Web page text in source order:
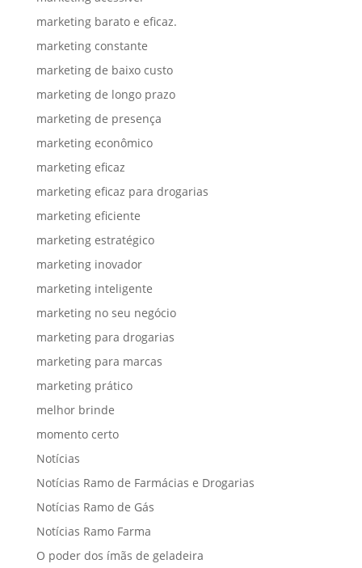
marketing barato e eficaz.
marketing constante
marketing de baixo custo
marketing de longo prazo
marketing de presença
marketing econômico
marketing eficaz
marketing eficaz para drogarias
marketing eficiente
marketing estratégico
marketing inovador
marketing inteligente
marketing no seu negócio
marketing para drogarias
marketing para marcas
marketing prático
melhor brinde
momento certo
Notícias
Notícias Ramo de Farmácias e Drogarias
Notícias Ramo de Gás
Notícias Ramo Farma
O poder dos ímãs de geladeira